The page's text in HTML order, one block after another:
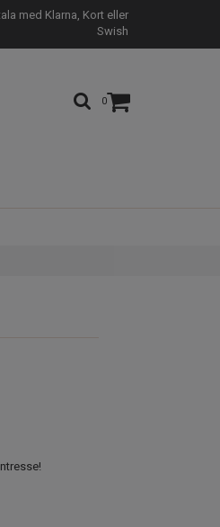
med Klarna, Kort eller
Swish
0